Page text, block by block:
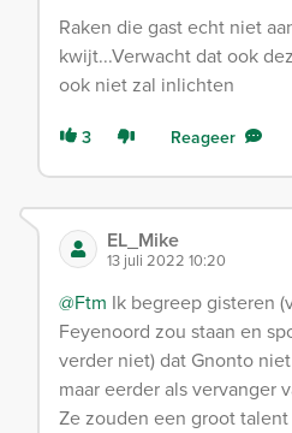
Raken die gast echt niet
kwijt...Verwacht dat ook
ook niet zal inlichten
3 Reageer
EL_Mike
13 juli 2022 10:20
@Ftm Ik begreep gisteren
Feyenoord zou staan en
verder niet) dat Gnonto
maar eerder als vervanger
Ze zouden een groot